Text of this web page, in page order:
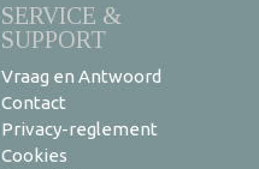
SERVICE &
SUPPORT
Vraag en Antwoord
Contact
Privacy-reglement
Cookies